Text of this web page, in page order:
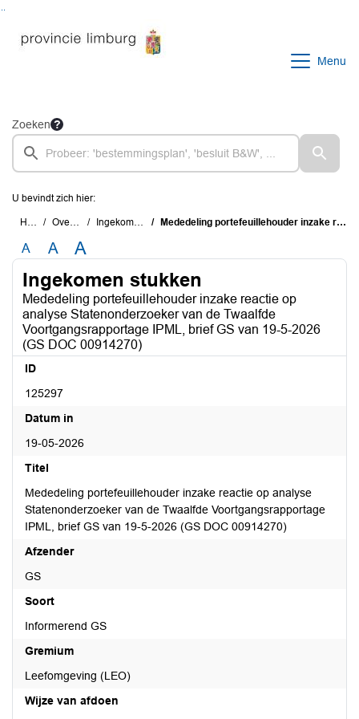
Menu
Zoeken
U bevindt zich hier:
Home Overzichten Ingekomen stukken Mededeling portefeuillehouder inzake reactie op analyse Statenonderzoeker van de Twaalfde Voortgangsrapportage IPML, brief GS van 19-5-2026 (GS DOC 00914270)
A A A
Ingekomen stukken
Mededeling portefeuillehouder inzake reactie op
analyse Statenonderzoeker van de Twaalfde
Voortgangsrapportage IPML, brief GS van 19-5-2026
(GS DOC 00914270)
ID
125297
Datum in
19-05-2026
Titel
Mededeling portefeuillehouder inzake reactie op analyse
Statenonderzoeker van de Twaalfde Voortgangsrapportage
IPML, brief GS van 19-5-2026 (GS DOC 00914270)
Afzender
GS
Soort
Informerend GS
Gremium
Leefomgeving (LEO)
Wijze van afdoen